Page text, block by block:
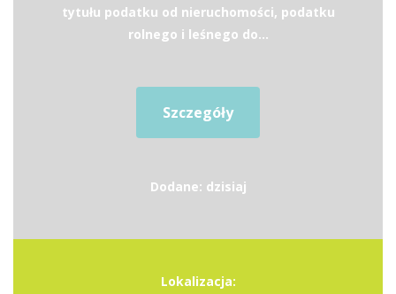
tytułu podatku od nieruchomości, podatku
rolnego i leśnego do...
Szczegóły
Dodane: dzisiaj
Lokalizacja: